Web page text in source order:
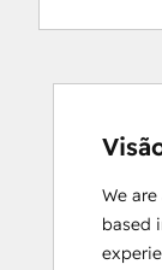
We
based